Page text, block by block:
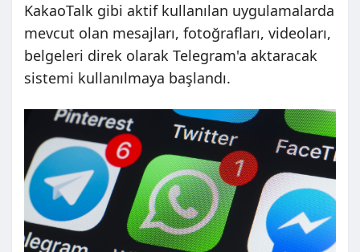
KakaoTalk gibi aktif kullanılan uygulamalarda
mevcut olan mesajları, fotoğrafları, videoları,
belgeleri direk olarak Telegram'a aktaracak
sistemi kullanılmaya başlandı.